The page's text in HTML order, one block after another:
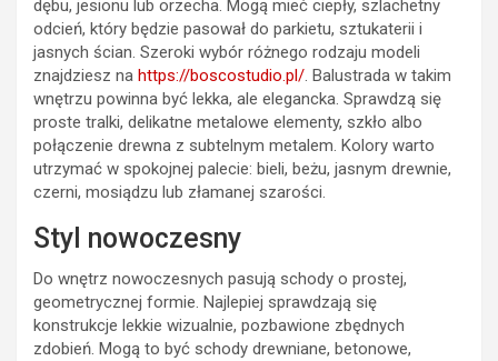
dębu, jesionu lub orzecha. Mogą mieć ciepły, szlachetny
odcień, który będzie pasował do parkietu, sztukaterii i
jasnych ścian. Szeroki wybór różnego rodzaju modeli
znajdziesz na https://boscostudio.pl/. Balustrada w takim
wnętrzu powinna być lekka, ale elegancka. Sprawdzą się
proste tralki, delikatne metalowe elementy, szkło albo
połączenie drewna z subtelnym metalem. Kolory warto
utrzymać w spokojnej palecie: bieli, beżu, jasnym drewnie,
czerni, mosiądzu lub złamanej szarości.
Styl nowoczesny
Do wnętrz nowoczesnych pasują schody o prostej,
geometrycznej formie. Najlepiej sprawdzają się
konstrukcje lekkie wizualnie, pozbawione zbędnych
zdobień. Mogą to być schody drewniane, betonowe,